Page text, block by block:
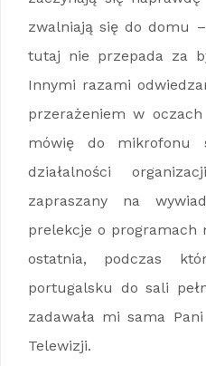
zwalniają się do domu
tutaj nie przepada za
Innymi razami
przerażeniem w
mówię do mikrofonu
działalności
zapraszany na
prelekcje o programach
ostatnia, podczas
portugalsku do sali
zadawała mi sama
Telewizji.